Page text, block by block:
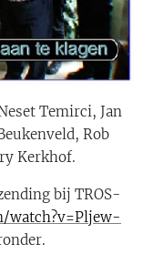
Temirci, Jan
Rob
Kerkhof.
bij TROS-
watch?v=Pljew-